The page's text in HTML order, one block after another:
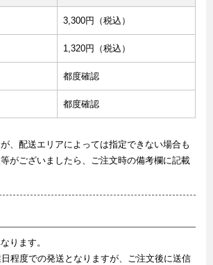
3,300円（税込）
1,320円（税込）
都度確認
都度確認
、配送エリアによっては指定できない場合も
がございましたら、ご注文時の備考欄に記載
ります。
程度での発送となりますが、ご注文後に送信